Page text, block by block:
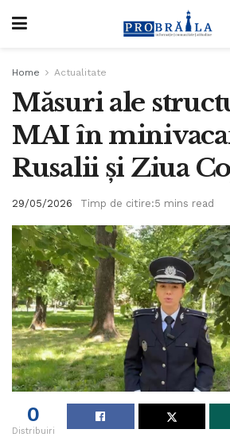
Home Actualitate
Măsuri ale
MAI în
Rusalii și Ziua
29/05/2026 Timp de citire:5 mins read
0
Distribuiri